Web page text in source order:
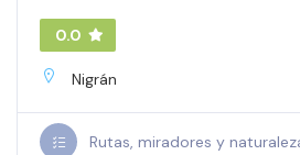
0.0
Nigrán
Rutas, miradores y